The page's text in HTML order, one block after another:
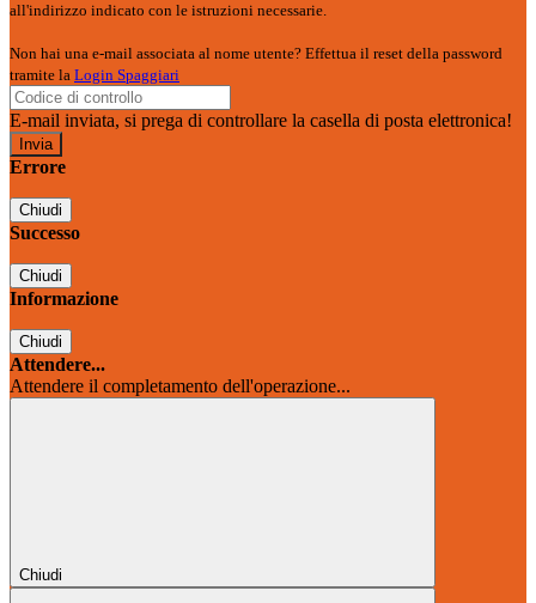
all'indirizzo indicato con le istruzioni necessarie.
Non hai una e-mail associata al nome utente? Effettua il reset della password
tramite la Login Spaggiari
E-mail inviata, si prega di controllare la casella di posta elettronica!
Errore
Chiudi
Successo
Chiudi
Informazione
Chiudi
Attendere...
Attendere il completamento dell'operazione...
Chiudi